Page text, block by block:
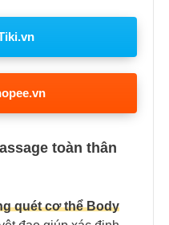
toàn thân
quét cơ thể Body